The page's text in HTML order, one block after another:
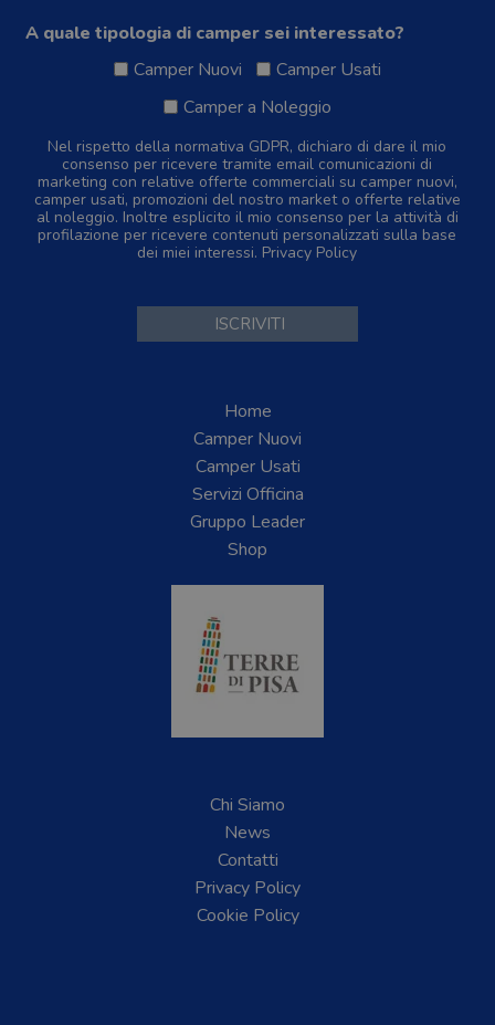
A quale tipologia di camper sei interessato?
Camper Nuovi
Camper Usati
Camper a Noleggio
Nel rispetto della normativa GDPR, dichiaro di dare il mio
consenso per ricevere tramite email comunicazioni di
marketing con relative offerte commerciali su camper nuovi,
camper usati, promozioni del nostro market o offerte relative
al noleggio. Inoltre esplicito il mio consenso per la attività di
profilazione per ricevere contenuti personalizzati sulla base
dei miei interessi. Privacy Policy
Home
Camper Nuovi
Camper Usati
Servizi Officina
Gruppo Leader
Shop
Chi Siamo
News
Contatti
Privacy Policy
Cookie Policy